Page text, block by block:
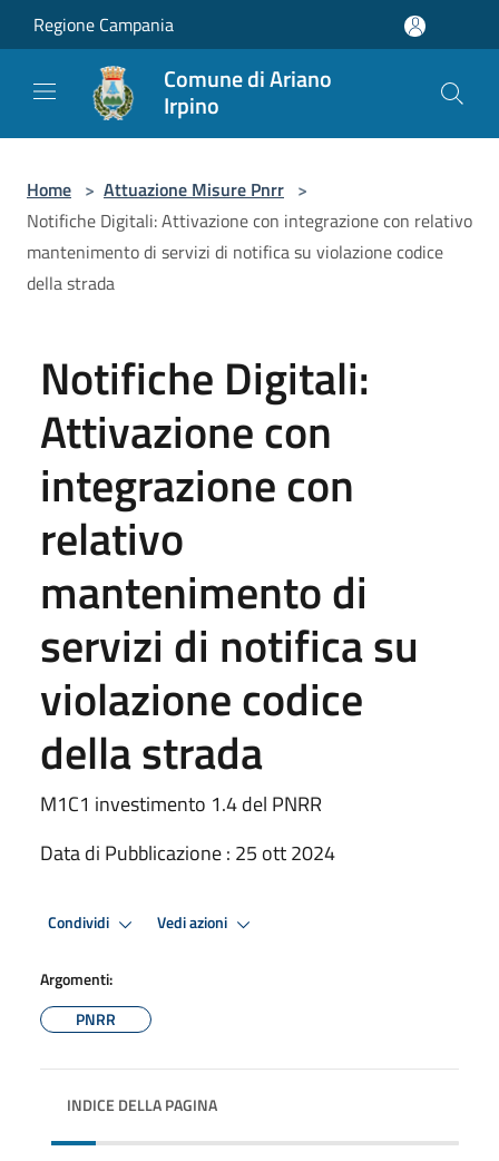
Salta al contenuto principale
Regione Campania
Comune di Ariano
Irpino
Home > Attuazione Misure Pnrr >
Notifiche Digitali: Attivazione con integrazione con relativo
mantenimento di servizi di notifica su violazione codice
della strada
Notifiche Digitali:
Attivazione con
integrazione con
relativo
mantenimento di
servizi di notifica su
violazione codice
della strada
M1C1 investimento 1.4 del PNRR
Data di Pubblicazione : 25 ott 2024
Condividi Vedi azioni
Argomenti:
PNRR
INDICE DELLA PAGINA